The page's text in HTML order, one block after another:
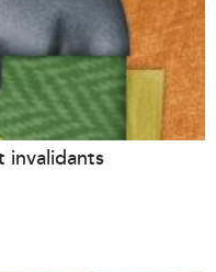
invalidants